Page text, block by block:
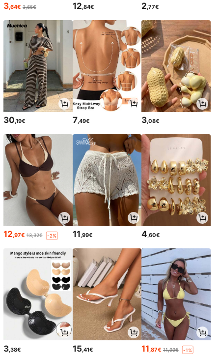
3 ,64€ 3,65€ 12 ,84€ 2 ,77€
30,19€ 7,49€ 3,08€
12,97€ 13,32€ -2% 11,99€ 4,60€
3 ,38€ 15 ,41€ 11 ,87€ 11,99€ -1%